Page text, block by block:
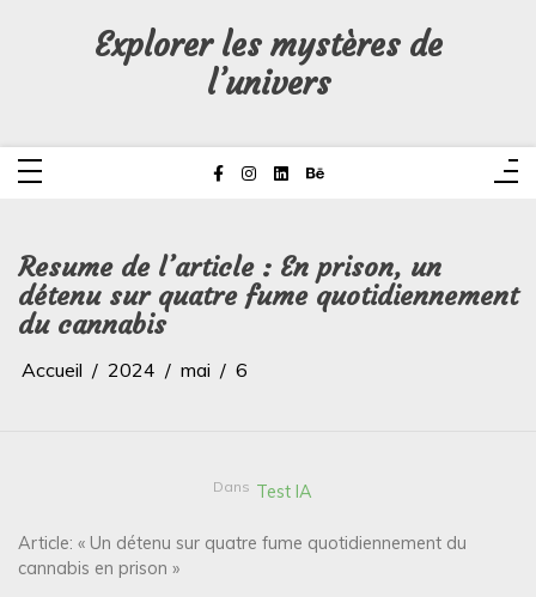
Explorer les mystères de
l’univers
Resume de l’article : En prison, un
détenu sur quatre fume quotidiennement
du cannabis
Accueil 2024 mai 6
Dans Test IA
Article: « Un détenu sur quatre fume quotidiennement du
cannabis en prison »